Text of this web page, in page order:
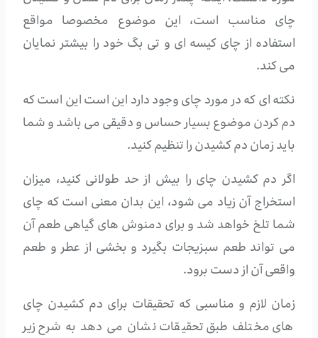
چای مناسب است، این موضوع مخصوصا مواقع
استفاده از چای کیسه ای و تی بگ خود را بیشتر نمایان
می کند.
نکته ای که در مورد چای وجود دارد این است این است که
دم کردن موضوع بسیار حساس و دقیقی می باشد و شما
باید زمان دم کشیدن را تنظیم کنید.
اگر دم کشیدن چای را بیش از حد طولانی کنید، میزان
استخراج آن زیاد می شود، این بدان معنی است که چای
شما تلخ خواهد شد و برای دمنوش های گیاهی طعم آن
می تواند طعم سبزیجات بگیرد و بخشی از عطر و طعم
واقعی آن از دست برود.
زمان لازم و مناسبی که تحقیقات برای دم کشیدن چای
های مختلف طبق تحقیقات نشان می دهد به شرح زیر